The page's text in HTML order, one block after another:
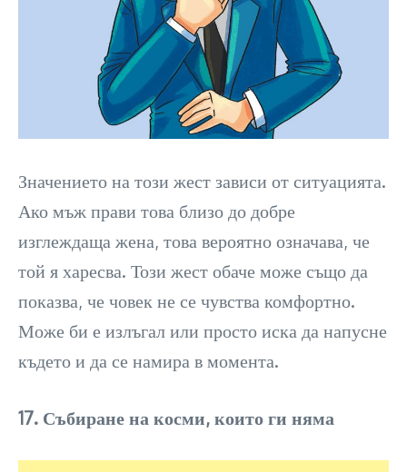
Значението на този жест зависи от ситуацията.
Ако мъж прави това близо до добре
изглеждаща жена, това вероятно означава, че
той я харесва. Този жест обаче може също да
показва, че човек не се чувства комфортно.
Може би е излъгал или просто иска да напусне
където и да се намира в момента.
17. Събиране на косми, които ги няма